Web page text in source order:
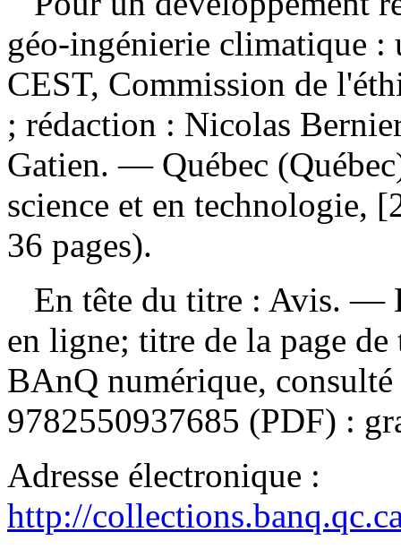
géo-ingénierie climatique :
CEST, Commission de
; rédaction : Nicolas
Gatien. — Québec
science et en technologie,
36 pages).
En tête du titre : Avis. —
en ligne; titre de la page
BAnQ numérique,
9782550937685 (PDF) :
Adresse électronique :
http://